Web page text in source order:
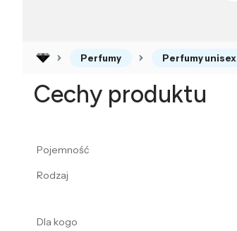
Perfumy Perfumy unisex
Cechy produktu
Pojemność
Rodzaj
Dla kogo